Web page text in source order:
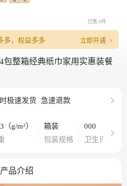
已售:0件
多，权益多多 立即开通
包整箱经典纸巾家用实惠装餐
极速发货 急速退款
（g/m²）
箱装
包装规格
000
卫生许可证
产品介绍